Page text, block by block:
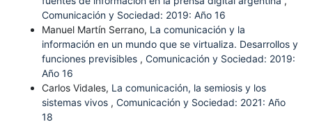
Comunicación y Sociedad: 2019: Año 16
Manuel Martín Serrano, La comunicación y la
información en un mundo que se virtualiza. Desarrollos y
funciones previsibles , Comunicación y Sociedad: 2019:
Año 16
Carlos Vidales, La comunicación, la semiosis y los
sistemas vivos , Comunicación y Sociedad: 2021: Año
18